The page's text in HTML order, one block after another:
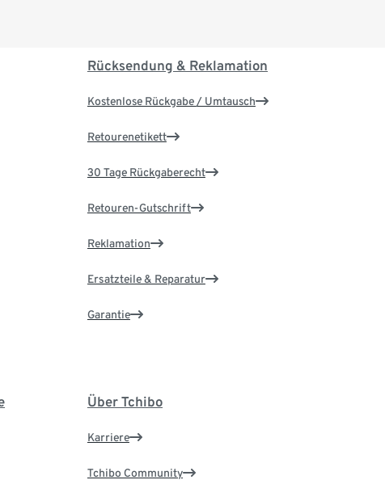
Rücksendung & Reklamation
Kostenlose Rückgabe / Umtausch
Retourenetikett
30 Tage Rückgaberecht
Retouren-Gutschrift
Reklamation
Ersatzteile & Reparatur
Garantie
Über Tchibo
Karriere
Tchibo Community